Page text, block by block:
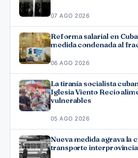
07 AGO 2026
Reforma salarial en
medida condenada al
06 AGO 2026
La tiranía socialista
Iglesia Viento Recio
vulnerables
05 AGO 2026
Nueva medida agrava la
transporte